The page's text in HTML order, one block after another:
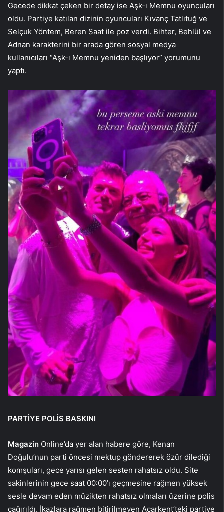
Gecede dikkat çeken bir detay ise Aşk-ı Memnu oyuncuları
oldu. Partiye katılan dizinin oyuncuları Kıvanç Tatlıtuğ ve
Selçuk Yöntem, Beren Saat ile poz verdi. Bihter, Behlül ve
Adnan karakterini bir arada gören sosyal medya
kullanıcıları “Aşk-ı Memnu yeniden başlıyor” yorumunu
yaptı.
PARTİYE POLİS BASKINI
Magazin Online’da yer alan habere göre, Kenan
Doğulu’nun parti öncesi mektup göndererek özür dilediği
komşuları, gece yarısı gelen sesten rahatsız oldu. Site
sakinlerinin gece saat 00:00’ı geçmesine rağmen yüksek
sesle devam eden müzikten rahatsız olmaları üzerine polis
çağırıldı. İkazlara rağmen bitirilmeyen Acarkent’teki partiye